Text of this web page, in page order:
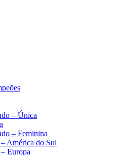
– Única
– Feminina
América do Sul
Europa